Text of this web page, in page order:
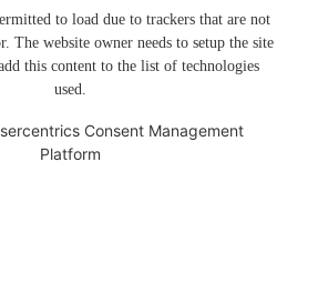
to load due to trackers that are not
The website owner needs to setup the site
this content to the list of technologies
used.
Consent Management
Platform